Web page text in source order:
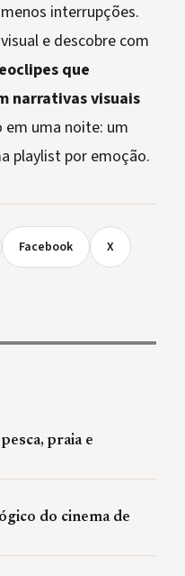
interrupções.
e descobre com
que
narrativas visuais
em uma noite: um
playlist por emoção.
Facebook X
praia e
do cinema de